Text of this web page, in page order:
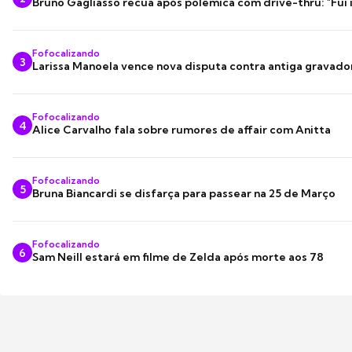
3
Fofocalizando
Larissa Manoela vence nova disputa contra antiga
4
Fofocalizando
Alice Carvalho fala sobre rumores de affair com Anitta
5
Fofocalizando
Bruna Biancardi se disfarça para passear na 25 de Março
6
Fofocalizando
Sam Neill estará em filme de Zelda após morte aos 78